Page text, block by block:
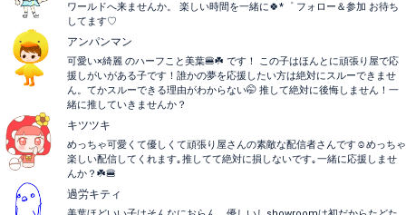
ワールドへ来ませんか。 楽しい時間を一緒に🍀*゜ フォロー＆参加 お待ち
してます♡
アンパンマン
可愛い×綺麗 のハーフこと美葉🍔☘️ です！ この子はほんとに頑張り屋で応
援しがいがある子です！誰かの夢を応援したい方は絶対にスルーできませ
ん。てかスルーできる理由がわからない🤭 推して絶対に後悔しません！一
緒に推していきませんか？
キツツキ
めっちゃ可愛くて優しくて頑張り屋さんの素敵な配信者さんです☺️めっちゃ
楽しい配信してくれます｡推してて絶対に損しないです｡一緒に応援しませ
んか？☘️🍔
過労キティ